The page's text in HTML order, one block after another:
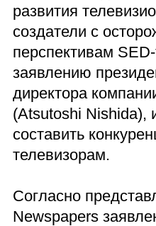
развития
создатели с
перспективам
заявлению
директора
(Atsutoshi Nishida),
составить
телевизорам.
Согласно
Newspapers